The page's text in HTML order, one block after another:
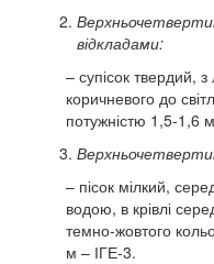
відкладами:
– супісок твердий, з
коричневого до
потужністю 1,5-1,6
– пісок мілкий,
водою, в крівлі
темно-жовтого
м – ІГЕ-3.